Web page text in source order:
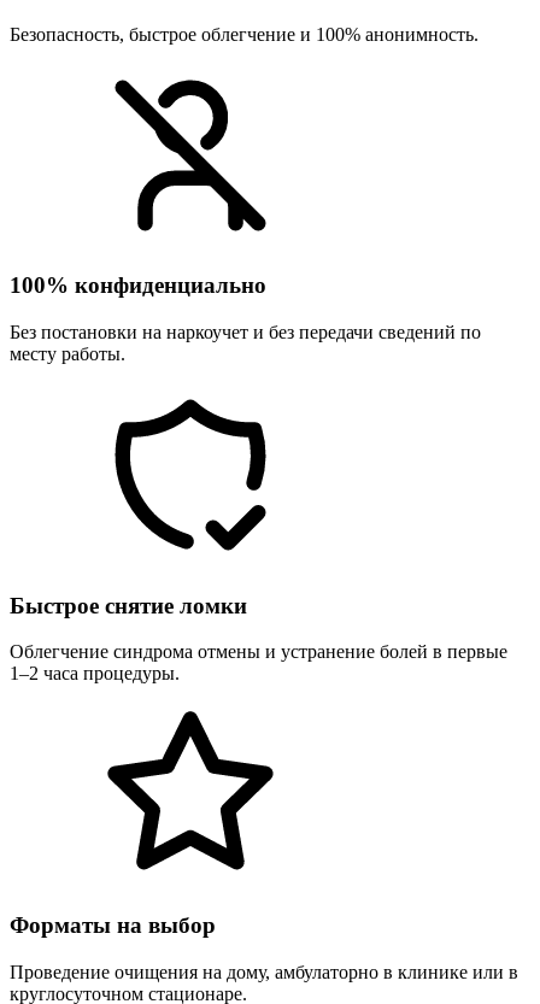
Безопасность, быстрое облегчение и 100% анонимность.
100% конфиденциально
Без постановки на наркоучет и без передачи сведений по
месту работы.
Быстрое снятие ломки
Облегчение синдрома отмены и устранение болей в первые
1–2 часа процедуры.
Форматы на выбор
Проведение очищения на дому, амбулаторно в клинике или в
круглосуточном стационаре.